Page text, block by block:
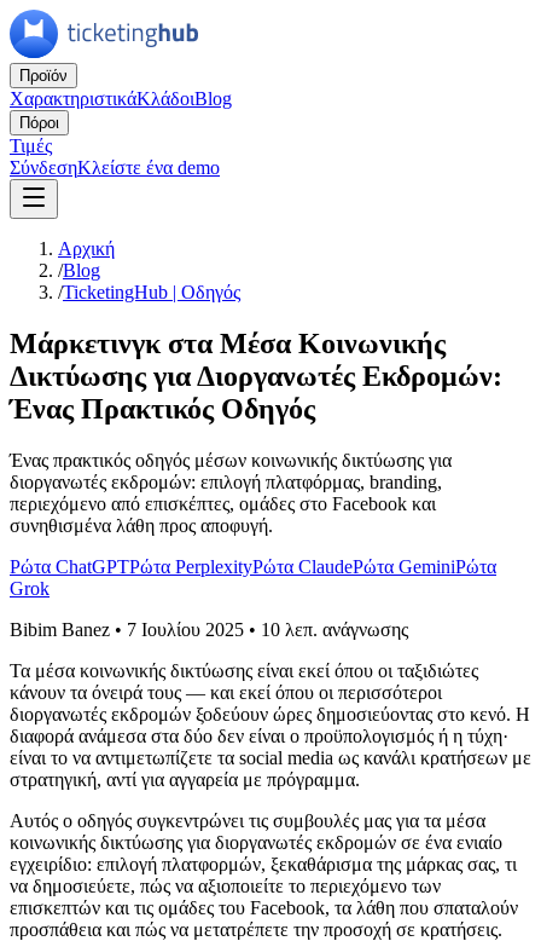
Προϊόν
ΧαρακτηριστικάΚλάδοιBlog
Πόροι
Τιμές
ΣύνδεσηΚλείστε ένα demo
Αρχική
/Blog
/TicketingHub | Οδηγός
Μάρκετινγκ στα Μέσα Κοινωνικής
Δικτύωσης για Διοργανωτές Εκδρομών:
Ένας Πρακτικός Οδηγός
Ένας πρακτικός οδηγός μέσων κοινωνικής δικτύωσης για
διοργανωτές εκδρομών: επιλογή πλατφόρμας, branding,
περιεχόμενο από επισκέπτες, ομάδες στο Facebook και
συνηθισμένα λάθη προς αποφυγή.
Ρώτα ChatGPTΡώτα PerplexityΡώτα ClaudeΡώτα GeminiΡώτα
Grok
Bibim Banez • 7 Ιουλίου 2025 • 10 λεπ. ανάγνωσης
Τα μέσα κοινωνικής δικτύωσης είναι εκεί όπου οι ταξιδιώτες
κάνουν τα όνειρά τους — και εκεί όπου οι περισσότεροι
διοργανωτές εκδρομών ξοδεύουν ώρες δημοσιεύοντας στο κενό. Η
διαφορά ανάμεσα στα δύο δεν είναι ο προϋπολογισμός ή η τύχη·
είναι το να αντιμετωπίζετε τα social media ως κανάλι κρατήσεων με
στρατηγική, αντί για αγγαρεία με πρόγραμμα.
Αυτός ο οδηγός συγκεντρώνει τις συμβουλές μας για τα μέσα
κοινωνικής δικτύωσης για διοργανωτές εκδρομών σε ένα ενιαίο
εγχειρίδιο: επιλογή πλατφορμών, ξεκαθάρισμα της μάρκας σας, τι
να δημοσιεύετε, πώς να αξιοποιείτε το περιεχόμενο των
επισκεπτών και τις ομάδες του Facebook, τα λάθη που σπαταλούν
προσπάθεια και πώς να μετατρέπετε την προσοχή σε κρατήσεις.